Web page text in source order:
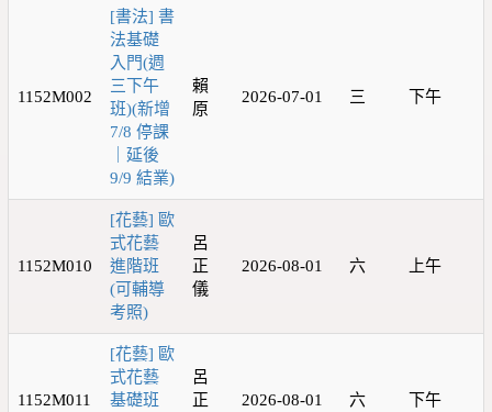
1152M002
[書法] 書
法基礎
入門(週
三下午
班)(新增
7/8 停課
｜延後
9/9 結業)
賴
原
2026-07-01 三 下午
1152M010
[花藝] 歐
式花藝
進階班
(可輔導
考照)
呂
正
儀
2026-08-01 六 上午
1152M011
[花藝] 歐
式花藝
基礎班
呂
正
2026-08-01 六 下午